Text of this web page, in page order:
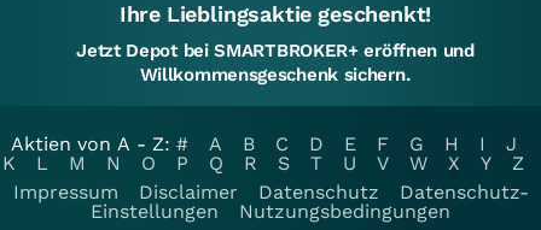
Ihre Lieblingsaktie geschenkt!
Jetzt Depot bei SMARTBROKER+ eröffnen und
Willkommensgeschenk sichern.
Aktien von A - Z: # A B C D E F G H I
J
K
L M N O P Q R S T U V W X Y
Z
Impressum
Disclaimer Datenschutz
Datenschutz-
Einstellungen
Nutzungsbedingungen